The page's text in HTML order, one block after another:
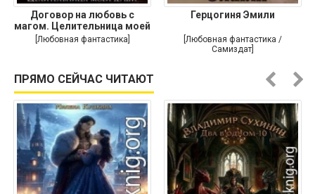
Договор на любовь с
магом. Целительница моей
души
[Любовная фантастика]
Герцогиня Эмили
[Любовная фантастика /
Самиздат]
ПРЯМО СЕЙЧАС ЧИТАЮТ